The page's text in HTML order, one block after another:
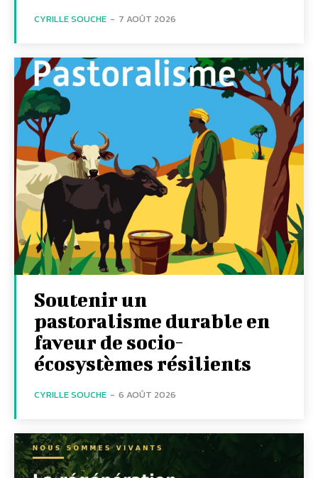
CYRILLE SOUCHE - 7 AOÛT 2026
Soutenir un
pastoralisme durable en
faveur de socio-
écosystèmes résilients
CYRILLE SOUCHE - 6 AOÛT 2026